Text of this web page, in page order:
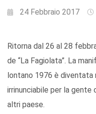
24 Febbraio 2017
Ritorna dal 26 al 28
de “La Fagiolata”. La
lontano 1976 è diventata
irrinunciabile per la
altri paese.